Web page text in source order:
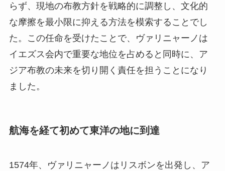
らず、現地の布教方針を戦略的に調整し、文化的
な摩擦を最小限に抑える方法を模索することでし
た。この任命を受けたことで、ヴァリニャーノは
イエズス会内で重要な地位を占めると同時に、ア
ジア布教の未来を切り開く責任を担うことになり
ました。
航海を経て初めて東洋の地に到達
1574年、ヴァリニャーノはリスボンを出発し、ア